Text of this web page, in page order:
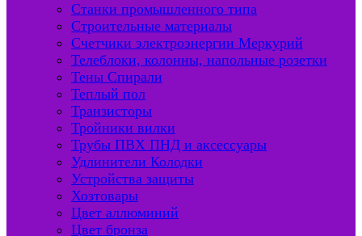
Станки промышленного типа
Строительные материалы
Счетчики электроэнергии Меркурий
Телеблоки, колонны, напольные розетки
Тены Спирали
Теплый пол
Транзисторы
Тройники вилки
Трубы ПВХ ПНД и аксессуары
Удлинители Колодки
Устройства защиты
Хозтовары
Цвет аллюминий
Цвет бронза